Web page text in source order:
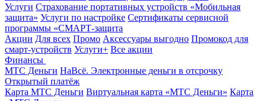
Услуги Страхование портативных устройств «Мобильная
защита» Услуги по настройке Сертификаты сервисной
программы «СМАРТ-защита
Акции Для всех Промо Аксессуары выгодно Промокод для
смарт-устройств Услуги+ Все акции
Финансы
МТС Деньги НаВсё. Электронные деньги в отсрочку
Открытый платёж
Карта МТС Деньги Виртуальная карта «МТС Деньги» Карта